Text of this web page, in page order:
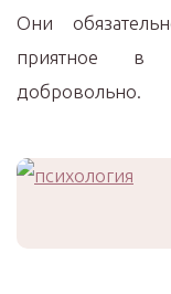
Они
приятное в
добровольно.